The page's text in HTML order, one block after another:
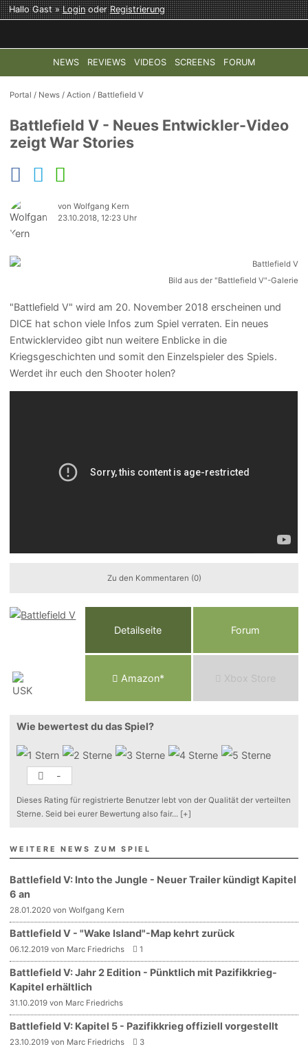
Hallo Gast »LoginoderRegistrierung
NEWS REVIEWS VIDEOS SCREENS FORUM
TOP-THEMEN: COD: MODERN WARFARE 4 HALO:
Portal / News /Action / Battlefield V
Battlefield V - Neues Entwickler-Video
zeigt War Stories
von Wolfgang Kern
23.10.2018, 12:23 Uhr
Bild aus der "Battlefield V"-Galerie
"Battlefield V" wird am 20. November 2018 erscheinen und
DICE hat schon viele Infos zum Spiel verraten. Ein neues
Entwicklervideo gibt nun weitere Enblicke in die
Kriegsgeschichten und somit den Einzelspieler des Spiels.
Werdet ihr euch den Shooter holen?
Zu den Kommentaren (0)
Detailseite Forum
Amazon* Xbox Store
Wie bewertest du das Spiel?
-
Dieses Rating für registrierte Benutzer lebt von der Qualität der verteilten
Sterne. Seid bei eurer Bewertung also fair... [+]
WEITERE NEWS ZUM SPIEL
Battlefield V: Into the Jungle - Neuer Trailer kündigt Kapitel
6 an
28.01.2020 von Wolfgang Kern
Battlefield V - "Wake Island"-Map kehrt zurück
06.12.2019 von Marc Friedrichs 1
Battlefield V: Jahr 2 Edition - Pünktlich mit Pazifikkrieg-
Kapitel erhältlich
31.10.2019 von Marc Friedrichs
Battlefield V: Kapitel 5 - Pazifikkrieg offiziell vorgestellt
23.10.2019 von Marc Friedrichs 3